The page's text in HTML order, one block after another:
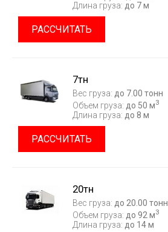
Длина груза: до 7 м
РАССЧИТАТЬ
7тн
Вес груза: до 7.00 тонн
Объем груза: до 50 м3
Длина груза: до 8 м
РАССЧИТАТЬ
20тн
Вес груза: до 20.00 тонн
Объем груза: до 92 м3
Длина груза: до 14 м